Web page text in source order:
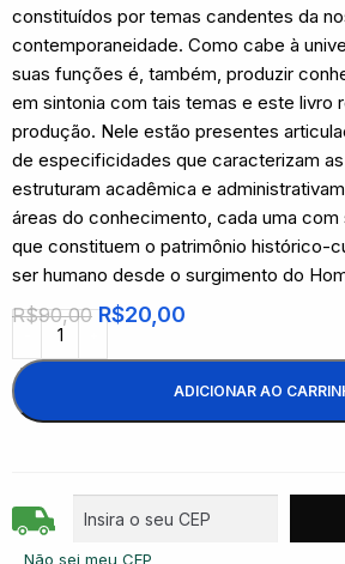
constituídos por temas candentes da
contemporaneidade. Como cabe à
suas funções é, também, produzir
em sintonia com tais temas e este livro
produção. Nele estão presentes
de especificidades que caracterizam
estruturam acadêmica e
áreas do conhecimento, cada uma
que constituem o patrimônio histórico-
ser humano desde o surgimento do
R$90,00 R$20,00
ADICIONAR AO
Não sei meu CEP